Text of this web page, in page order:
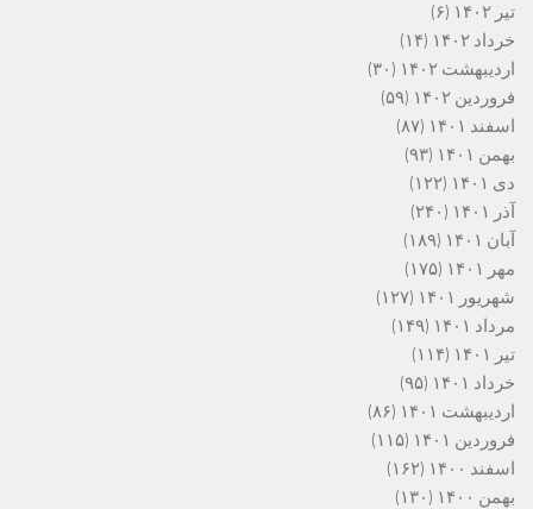
تیر ۱۴۰۲
(۶)
خرداد ۱۴۰۲
(۱۴)
اردیبهشت ۱۴۰۲
(۳۰)
فروردین ۱۴۰۲
(۵۹)
اسفند ۱۴۰۱
(۸۷)
بهمن ۱۴۰۱
(۹۳)
دی ۱۴۰۱
(۱۲۲)
آذر ۱۴۰۱
(۲۴۰)
آبان ۱۴۰۱
(۱۸۹)
مهر ۱۴۰۱
(۱۷۵)
شهریور ۱۴۰۱
(۱۲۷)
مرداد ۱۴۰۱
(۱۴۹)
تیر ۱۴۰۱
(۱۱۴)
خرداد ۱۴۰۱
(۹۵)
اردیبهشت ۱۴۰۱
(۸۶)
فروردین ۱۴۰۱
(۱۱۵)
اسفند ۱۴۰۰
(۱۶۲)
بهمن ۱۴۰۰
(۱۳۰)